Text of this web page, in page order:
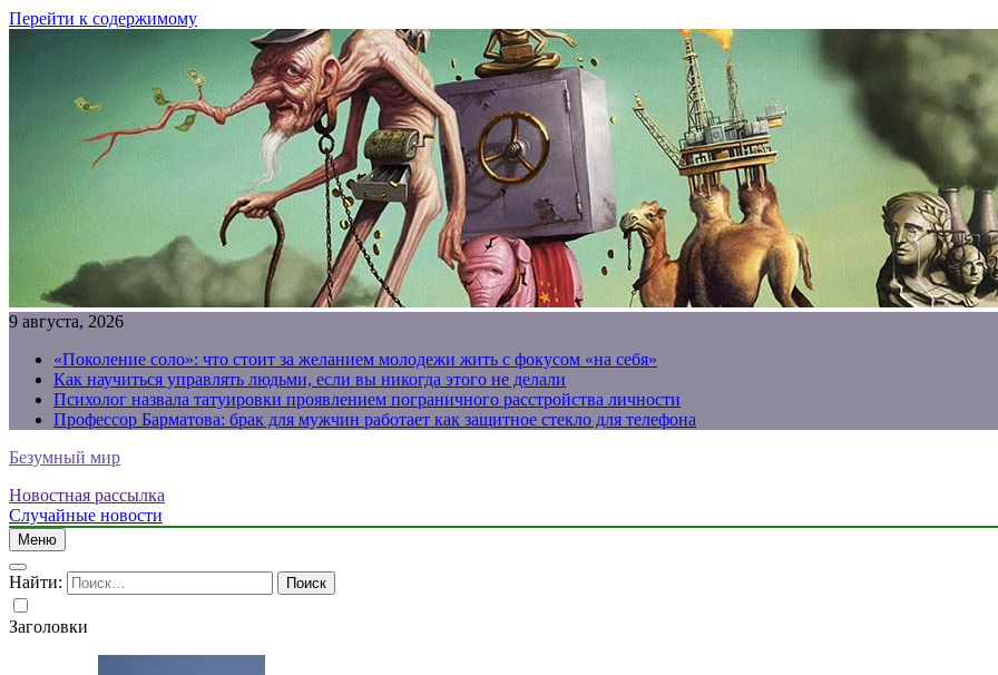
Перейти к содержимому
9 августа, 2026
«Поколение соло»: что стоит за желанием молодежи жить с фокусом «на себя»
Как научиться управлять людьми, если вы никогда этого не делали
Психолог назвала татуировки проявлением пограничного расстройства личности
Профессор Барматова: брак для мужчин работает как защитное стекло для телефона
Безумный мир
Новостная рассылка
Случайные новости
Меню
Найти:
Заголовки